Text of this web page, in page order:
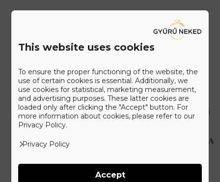
Ismerd meg a Gyűrű Neked
Care+ csomagot
A maximális kényelmet szem előtt tartva állítottuk össze a Gyűrű
Neked Care+ csomagot, melyet alább olvashat.
HIBÁS, VAGY SÉRÜLT ÉKSZEREK JAVÍTÁSA
Újonnan vásárolt hibás ékszer esetén teljes mértékben
KORLÁTLAN ÉKSZERTISZTÍTÁSI
This website uses cookies
To ensure the proper functioning of the website, the
use of certain cookies is essential. Additionally, we
use cookies for statistical, marketing measurement,
and advertising purposes. These latter cookies are
loaded only after clicking the "Accept" button. For
more information about cookies, please refer to our
Privacy Policy.
Privacy Policy
Accept